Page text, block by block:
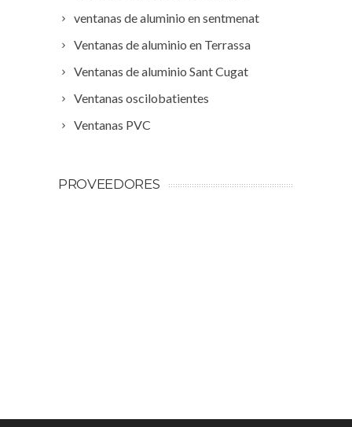
ventanas de aluminio en sentmenat
Ventanas de aluminio en Terrassa
Ventanas de aluminio Sant Cugat
Ventanas oscilobatientes
Ventanas PVC
PROVEEDORES